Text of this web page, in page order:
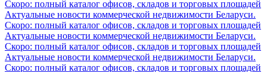
Скоро: полный каталог офисов, складов и торговых площадей
Актуальные новости коммерческой недвижимости Беларуси.
Скоро: полный каталог офисов, складов и торговых площадей
Актуальные новости коммерческой недвижимости Беларуси.
Скоро: полный каталог офисов, складов и торговых площадей
Актуальные новости коммерческой недвижимости Беларуси.
Скоро: полный каталог офисов, складов и торговых площадей